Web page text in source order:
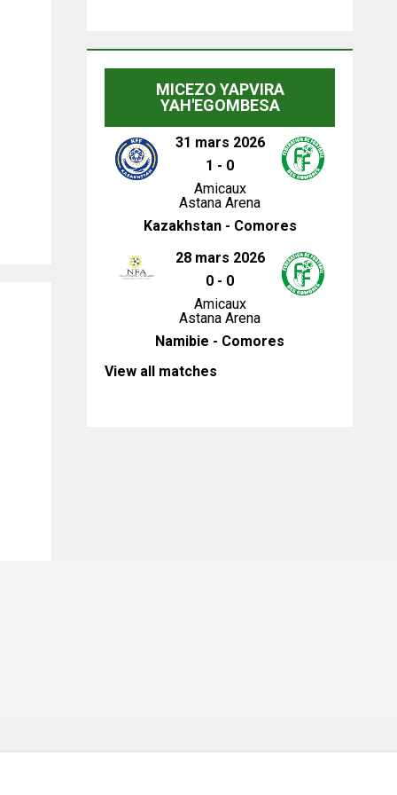
MICEZO YAPVIRA
YAH'EGOMBESA
31 mars 2026
1 - 0
Amicaux
Astana Arena
Kazakhstan - Comores
28 mars 2026
0 - 0
Amicaux
Astana Arena
Namibie - Comores
View all matches